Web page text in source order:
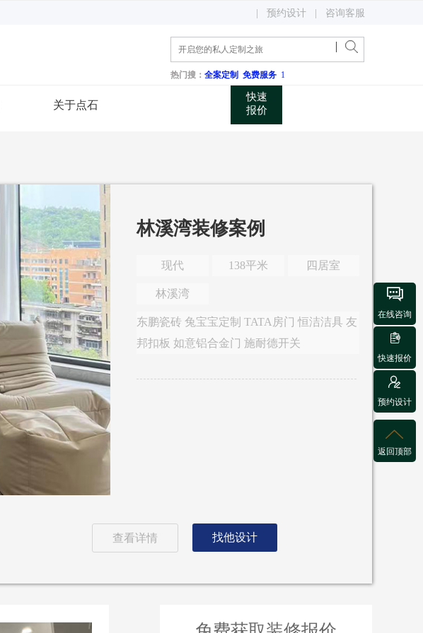
咨询电话 400 048 0731
预约设计 咨询客服
热门搜： 全案定制 免费服务 1
关于点石
快速
报价

在线咨询

快速报价

预约设计

返回顶部
林溪湾装修案例
现代 138平米 四居室
林溪湾
东鹏瓷砖 兔宝宝定制 TATA房门 恒洁洁具 友
邦扣板 如意铝合金门 施耐德开关
查看详情 找他设计